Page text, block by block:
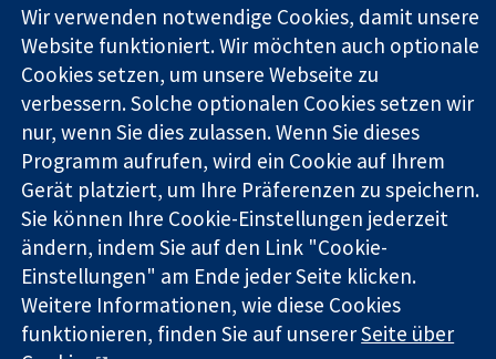
Zuverlässige
Evidenz
Informierte
Entscheidungen
Bessere
Gesundheit
London
W1G0AN
Vereinigtes
Königreich
Neuigkeiten
Pressestelle
Über uns
Cochrane
Library
Die Cochrane Collaboration ist eine gemeinützige Organisation
(Nr. 1045921) und in England und in Wales als eine Gesellschaft
mit beschränkter Haftung (Nr. 03044323) registriert.
Umsatzsteuer-Identifikationsnummer GB 718 2127 49.
Copyright © 2026 The Cochrane Collaboration
Wir verwenden notwendige Cookies, damit unsere
Website funktioniert. Wir möchten auch optionale
Cookies setzen, um unsere Webseite zu
verbessern. Solche optionalen Cookies setzen wir
nur, wenn Sie dies zulassen. Wenn Sie dieses
Programm aufrufen, wird ein Cookie auf Ihrem
Gerät platziert, um Ihre Präferenzen zu speichern.
Sie können Ihre Cookie-Einstellungen jederzeit
ändern, indem Sie auf den Link "Cookie-
Einstellungen" am Ende jeder Seite klicken.
Weitere Informationen, wie diese Cookies
funktionieren, finden Sie auf unsererSeite über